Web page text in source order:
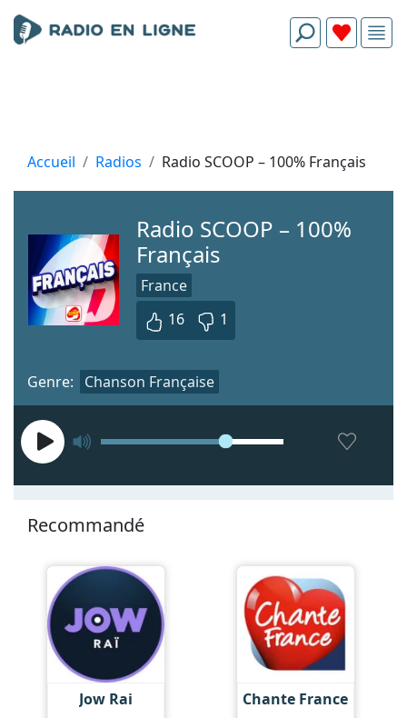
Accueil Radios Radio SCOOP – 100% Français
Radio SCOOP – 100%
Français
France
16
1
Genre: Chanson Française
Recommandé
Jow Rai Chante France